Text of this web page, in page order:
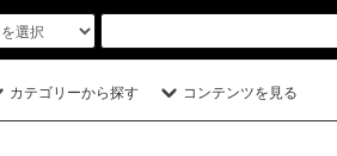
カテゴリーから探す コンテンツを見る